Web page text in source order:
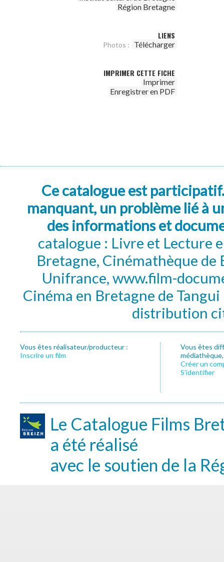
Région Bretagne
LIENS
Photos : Télécharger
IMPRIMER CETTE FICHE
Imprimer
Enregistrer en PDF
Ce catalogue est
manquant, un problème lié à
des informations et
catalogue : Livre et Lecture
Bretagne, Cinémathèque de
Unifrance, www.film-
Cinéma en Bretagne de
distribution
Vous êtes réalisateur/producteur :
Inscrire un film
Vous êtes
Créer un
S’identifier
Le Catalogue Films
a été réalisé
avec le soutien de la